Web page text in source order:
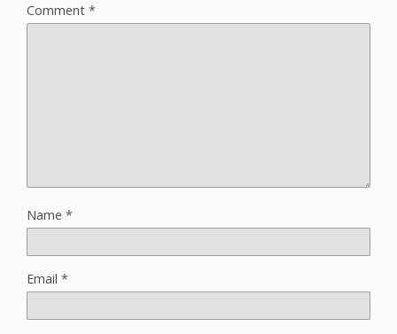
Comment *
Name *
Email *